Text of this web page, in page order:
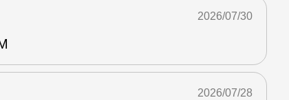
2026/07/30
2026/07/28